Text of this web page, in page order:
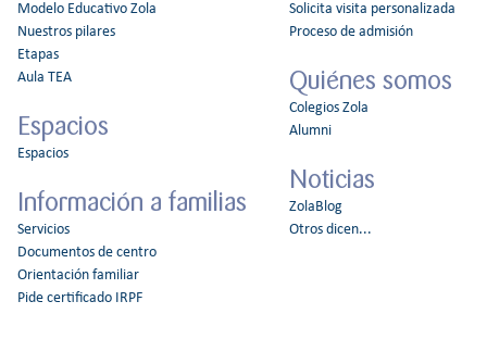
Modelo Educativo Zola
Nuestros pilares
Etapas
Aula TEA
Espacios
Espacios
Información a familias
Servicios
Documentos de centro
Orientación familiar
Pide certificado IRPF
Solicita visita personalizada
Proceso de admisión
Quiénes somos
Colegios Zola
Alumni
Noticias
ZolaBlog
Otros dicen...